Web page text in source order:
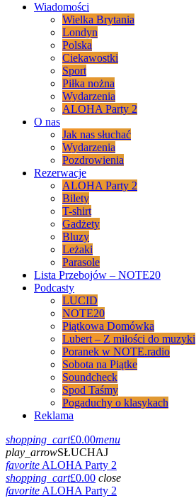
Wiadomości
Wielka Brytania
Londyn
Polska
Ciekawostki
Sport
Piłka nożna
Wydarzenia
ALOHA Party 2
O nas
Jak nas słuchać
Wydarzenia
Pozdrowienia
Rezerwacje
ALOHA Party 2
Bilety
T-shirt
Gadżety
Bluzy
Leżaki
Parasole
Lista Przebojów – NOTE20
Podcasty
LUCID
NOTE20
Piątkowa Domówka
Lubert – Z miłości do muzyki
Poranek w NOTE.radio
Sobota na Piątke
Soundcheck
Spod Taśmy
Pogaduchy o klasykach
Reklama
shopping_cart£0.00menu
play_arrowSŁUCHAJ
favoriteALOHA Party 2
shopping_cart£0.00 close
favoriteALOHA Party 2